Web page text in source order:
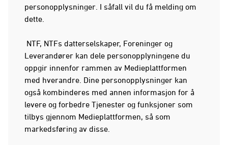
personopplysninger. I såfall vil du få melding om
dette.
NTF, NTFs datterselskaper, Foreninger og
Leverandører kan dele personopplyningene du
oppgir innenfor rammen av Medieplattformen
med hverandre. Dine personopplysninger kan
også kombinderes med annen informasjon for å
levere og forbedre Tjenester og funksjoner som
tilbys gjennom Medieplattformen, så som
markedsføring av disse.